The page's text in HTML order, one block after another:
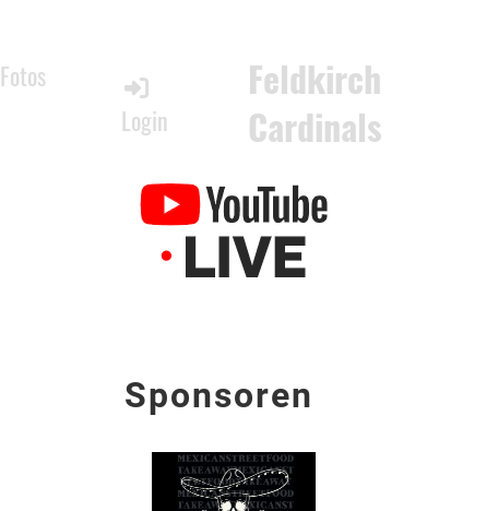
Fotos
Login
Feldkirch
Cardinals
Sponsoren